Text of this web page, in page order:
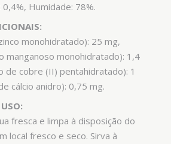
Humidade: 78%.
monohidratado): 25 mg,
manganoso monohidratado): 1,4
de cobre (II) pentahidratado): 1
cálcio anidro): 0,75 mg.
fresca e limpa à disposição do
local fresco e seco. Sirva à